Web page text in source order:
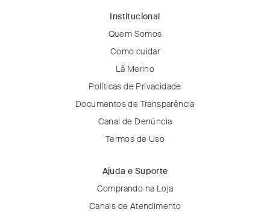
Institucional
Quem Somos
Como cuidar
Lã Merino
Políticas de Privacidade
Documentos de Transparência
Canal de Denúncia
Termos de Uso
Ajuda e Suporte
Comprando na Loja
Canais de Atendimento